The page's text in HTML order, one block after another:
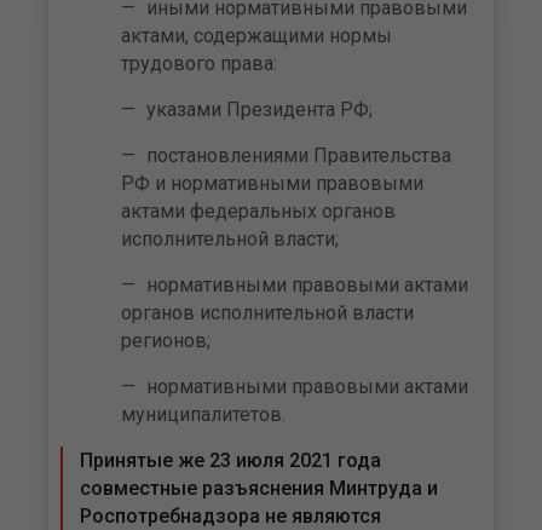
иными нормативными правовыми
актами, содержащими нормы
трудового права:
указами Президента РФ;
постановлениями Правительства
РФ и нормативными правовыми
актами федеральных органов
исполнительной власти;
нормативными правовыми актами
органов исполнительной власти
регионов;
нормативными правовыми актами
муниципалитетов.
Принятые же 23 июля 2021 года
совместные разъяснения Минтруда и
Роспотребнадзора не являются